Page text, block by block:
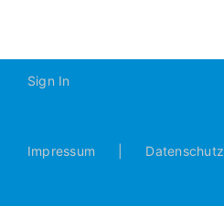
Sign In
Impressum Datenschutz